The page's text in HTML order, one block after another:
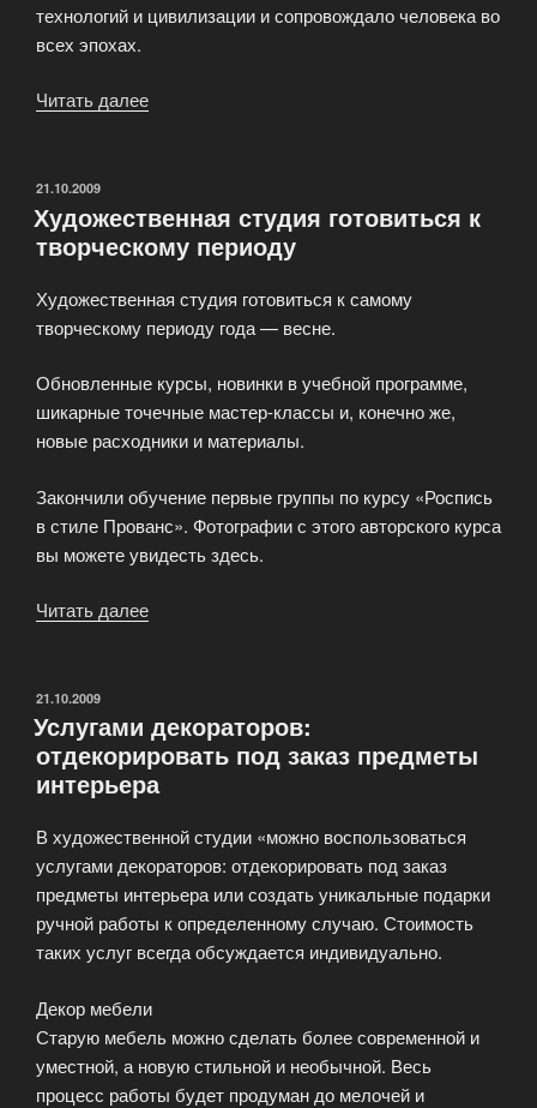
технологий и цивилизации и сопровождало человека во
всех эпохах.
Читать далее
дома
или
на
стене»
ОПУБЛИКОВАНО
21.10.2009
Художественная студия готовиться к
творческому периоду
Художественная студия готовиться к самому
творческому периоду года — весне.
Обновленные курсы, новинки в учебной программе,
шикарные точечные мастер-классы и, конечно же,
новые расходники и материалы.
Закончили обучение первые группы по курсу «Роспись
в стиле Прованс». Фотографии с этого авторского курса
вы можете увидесть здесь.
Читать далее
творческому
периоду»
ОПУБЛИКОВАНО
21.10.2009
Услугами декораторов:
отдекорировать под заказ предметы
интерьера
В художественной студии «можно воспользоваться
услугами декораторов: отдекорировать под заказ
предметы интерьера или создать уникальные подарки
ручной работы к определенному случаю. Стоимость
таких услуг всегда обсуждается индивидуально.
Декор мебели
Старую мебель можно сделать более современной и
уместной, а новую стильной и необычной. Весь
процесс работы будет продуман до мелочей и